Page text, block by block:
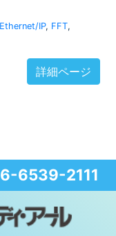
Ethernet/IP, FFT,
詳細ページ
6539-2111